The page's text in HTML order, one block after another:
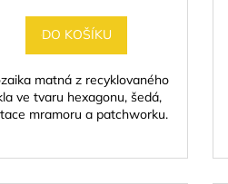
DO KOŠÍKU
matná z recyklovaného
ve tvaru hexagonu, šedá,
mramoru a patchworku.